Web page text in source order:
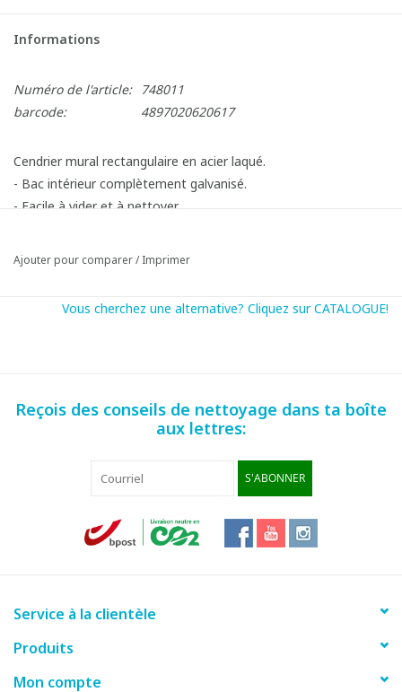
Informations
Numéro de l'article:
748011
barcode:
4897020620617
Cendrier mural rectangulaire en acier laqué.
- Bac intérieur complètement galvanisé.
- Facile à vider et à nettoyer.
Fiche produit
Ajouter pour comparer/Imprimer
Vous cherchez une alternative? Cliquez sur CATALOGUE!
Reçois des conseils de nettoyage dans ta boîte
aux lettres:
S'ABONNER
Service à la clientèle
Produits
Mon compte